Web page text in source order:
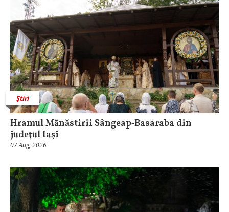
Știri
Hramul Mănăstirii Sângeap‑Basaraba din
judeţul Iaşi
07 Aug, 2026